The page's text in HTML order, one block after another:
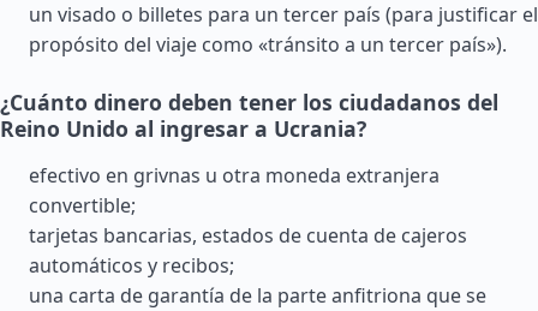
un visado o billetes para un tercer país (para justificar el
propósito del viaje como «tránsito a un tercer país»).
¿Cuánto dinero deben tener los ciudadanos del
Reino Unido al ingresar a Ucrania?
efectivo en grivnas u otra moneda extranjera
convertible;
tarjetas bancarias, estados de cuenta de cajeros
automáticos y recibos;
una carta de garantía de la parte anfitriona que se